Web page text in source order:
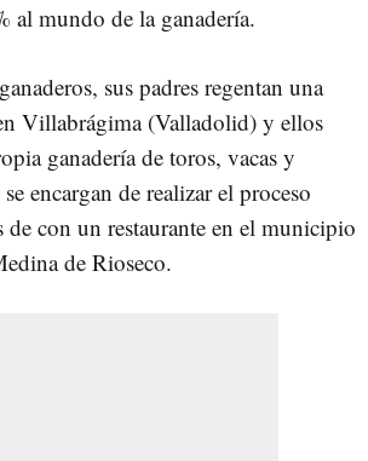
al mundo de la ganadería.
sus padres regentan una
Villabrágima (Valladolid) y ellos
ganadería de toros, vacas y
encargan de realizar el proceso
de con un restaurante en el municipio
de Rioseco.